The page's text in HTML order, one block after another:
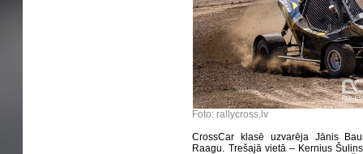
Foto: rallycross.lv
CrossCar klasē uzvarēja Jānis
Raagu. Trešajā vietā – Kernius